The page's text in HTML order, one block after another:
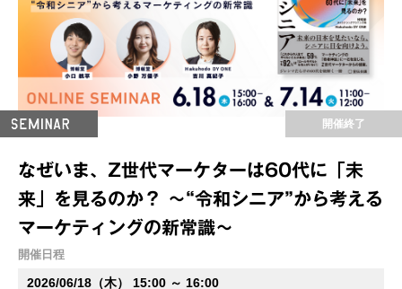
開催終了
なぜいま、Z世代マーケターは60代に「未
来」を見るのか？ ～“令和シニア”から考える
マーケティングの新常識～
開催日程
2026/06/18（木） 15:00 ～ 16:00